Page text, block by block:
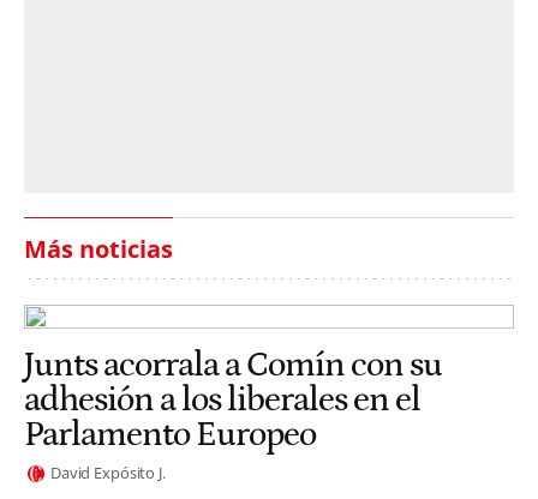
Más noticias
Junts acorrala a Comín con su
adhesión a los liberales en el
Parlamento Europeo
David Expósito J.